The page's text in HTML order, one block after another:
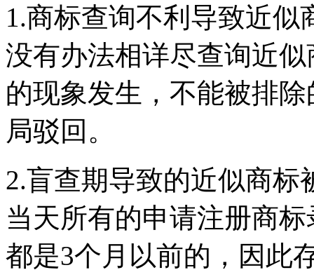
1.商标查询不利导致近
没有办法相详尽查询近
的现象发生，不能被排
局驳回。
2.盲查期导致的近似商
当天所有的申请注册商
都是3个月以前的，因此